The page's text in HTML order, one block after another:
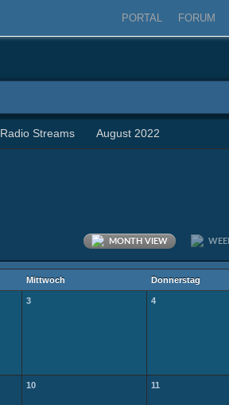
PORTAL FORUM
Radio Streams August 2022
MONTH VIEW
Mittwoch Donnerstag
3 4
10 11